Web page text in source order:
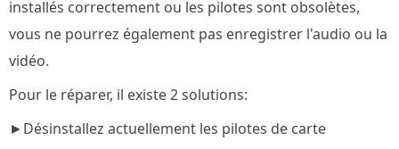
installés correctement ou les pilotes sont obsolètes,
vous ne pourrez également pas enregistrer l'audio ou la
vidéo.
Pour le réparer, il existe 2 solutions:
►Désinstallez actuellement les pilotes de carte